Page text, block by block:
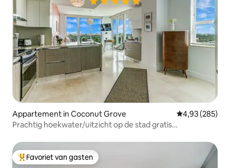
Appartement in Coconut Grove Gemiddelde
4,93 (285)
Prachtig hoekwater/uitzicht op de stad gratis
Topfavoriet van gasten
Favoriet van gasten